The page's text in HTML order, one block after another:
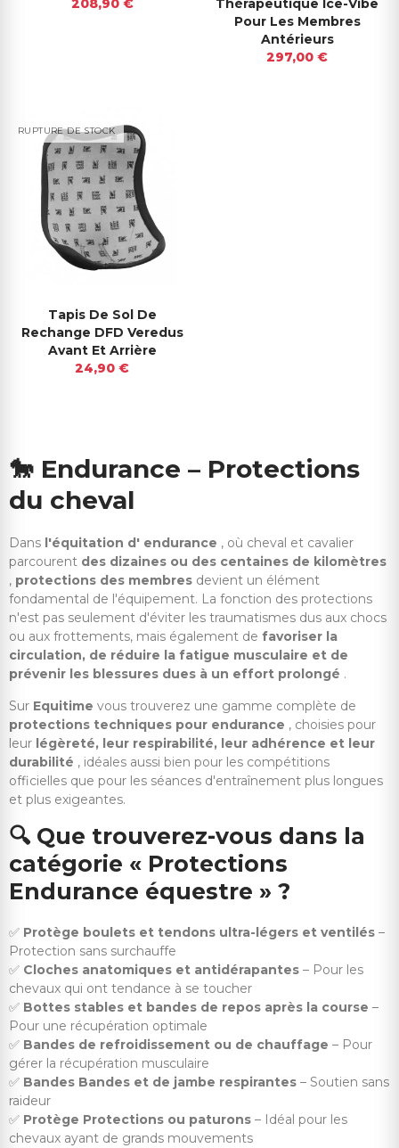
208,90 €
Thérapeutique Ice-Vibe
Pour Les Membres
Antérieurs
297,00 €
RUPTURE DE STOCK
Tapis De Sol De
Rechange DFD Veredus
Avant Et Arrière
24,90 €
🐎 Endurance – Protections
du cheval
Dans l'équitation d' endurance , où cheval et cavalier
parcourent des dizaines ou des centaines de kilomètres
, protections des membres devient un élément
fondamental de l'équipement. La fonction des protections
n'est pas seulement d'éviter les traumatismes dus aux chocs
ou aux frottements, mais également de favoriser la
circulation, de réduire la fatigue musculaire et de
prévenir les blessures dues à un effort prolongé .
Sur Equitime vous trouverez une gamme complète de
protections techniques pour endurance , choisies pour
leur légèreté, leur respirabilité, leur adhérence et leur
durabilité , idéales aussi bien pour les compétitions
officielles que pour les séances d'entraînement plus longues
et plus exigeantes.
🔍 Que trouverez-vous dans la
catégorie « Protections
Endurance équestre » ?
✅ Protège boulets et tendons ultra-légers et ventilés –
Protection sans surchauffe
✅ Cloches anatomiques et antidérapantes – Pour les
chevaux qui ont tendance à se toucher
✅ Bottes stables et bandes de repos après la course –
Pour une récupération optimale
✅ Bandes de refroidissement ou de chauffage – Pour
gérer la récupération musculaire
✅ Bandes Bandes et de jambe respirantes – Soutien sans
raideur
✅ Protège Protections ou paturons – Idéal pour les
chevaux ayant de grands mouvements